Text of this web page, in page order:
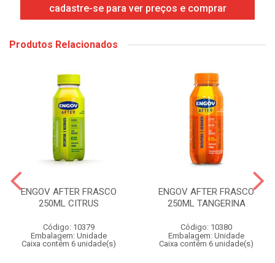
cadastre-se para ver preços e comprar
Produtos Relacionados
ENGOV AFTER FRASCO
250ML CITRUS
Código: 10379
Embalagem: Unidade
Caixa contém 6 unidade(s)
ENGOV AFTER FRASCO
250ML TANGERINA
Código: 10380
Embalagem: Unidade
Caixa contém 6 unidade(s)